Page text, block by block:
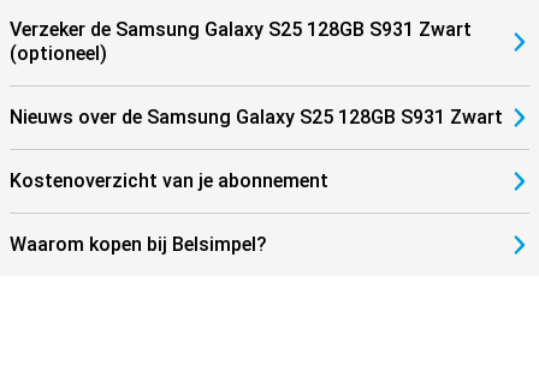
Verzeker de Samsung Galaxy S25 128GB S931 Zwart
(optioneel)
Nieuws over de Samsung Galaxy S25 128GB S931 Zwart
Kostenoverzicht van je abonnement
Waarom kopen bij Belsimpel?